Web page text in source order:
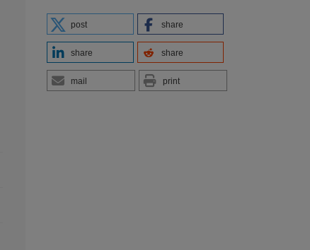
post share
share share
mail print